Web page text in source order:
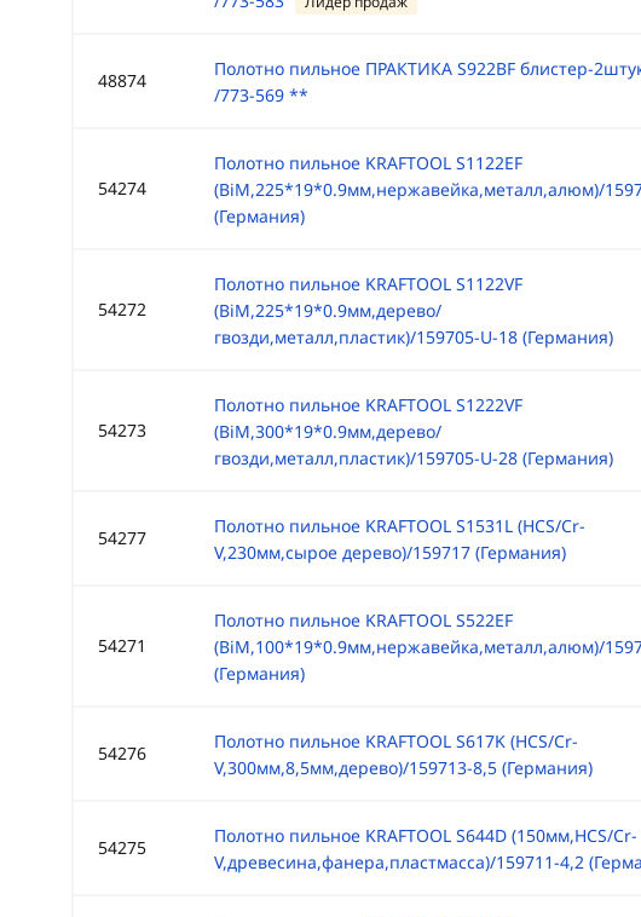
48874
Полотно пильное ПРАКТИКА S922BF блистер-
/773-569 **
54274
Полотно пильное KRAFTOOL S1122EF
(BiM,225*19*0.9мм,нержавейка,металл,алюм)/
(Германия)
54272
Полотно пильное KRAFTOOL S1122VF
(BiM,225*19*0.9мм,дерево/
гвозди,металл,пластик)/159705-U-18 (Германия)
54273
Полотно пильное KRAFTOOL S1222VF
(BiM,300*19*0.9мм,дерево/
гвозди,металл,пластик)/159705-U-28 (Германия)
54277
Полотно пильное KRAFTOOL S1531L (HCS/Cr-
V,230мм,сырое дерево)/159717 (Германия)
54271
Полотно пильное KRAFTOOL S522EF
(BiM,100*19*0.9мм,нержавейка,металл,алюм)/
(Германия)
54276
Полотно пильное KRAFTOOL S617K (HCS/Cr-
V,300мм,8,5мм,дерево)/159713-8,5 (Германия)
54275
Полотно пильное KRAFTOOL S644D (150мм,HCS/Cr-
V,древесина,фанера,пластмасса)/159711-4,2